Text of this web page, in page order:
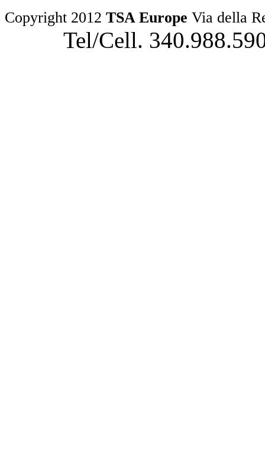
Copyright 2012 TSA Europe Via della
Tel/Cell.